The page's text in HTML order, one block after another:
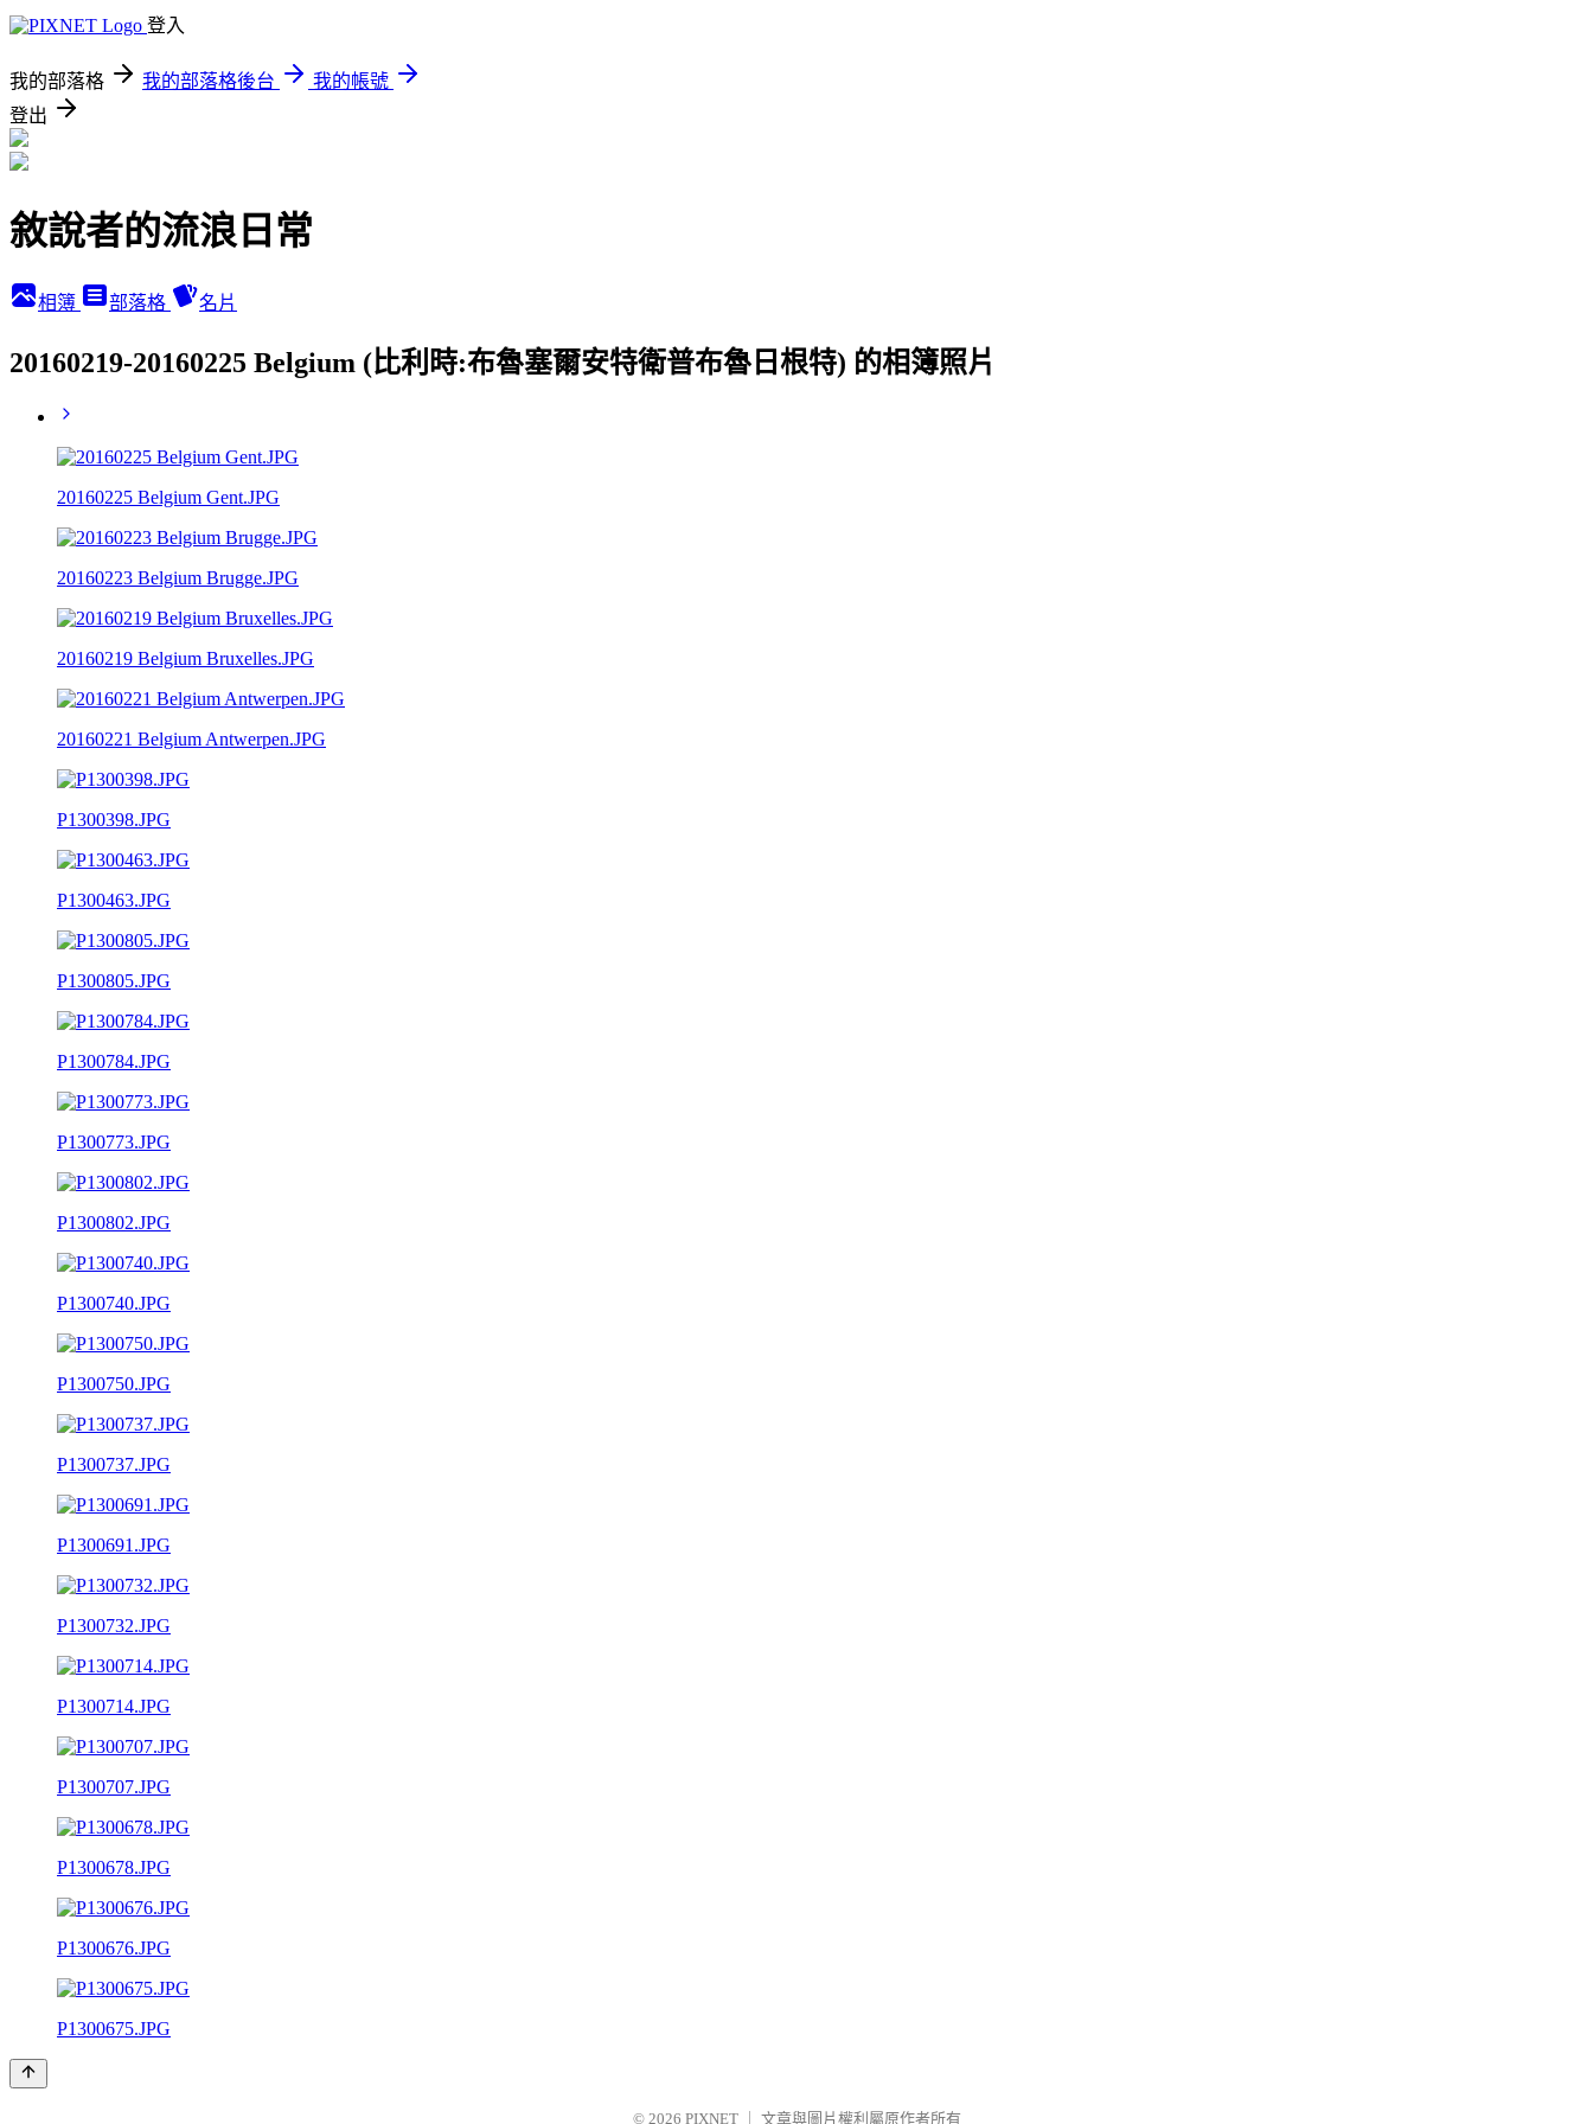
登入
我的部落格 我的部落格後台
我的帳號
登出
敘說者的流浪日常
相簿 部落格 名片
20160219-20160225 Belgium (比利時:布魯塞爾安特衛普布魯日根特) 的相簿照片
20160225 Belgium Gent.JPG
20160223 Belgium Brugge.JPG
20160219 Belgium Bruxelles.JPG
20160221 Belgium Antwerpen.JPG
P1300398.JPG
P1300463.JPG
P1300805.JPG
P1300784.JPG
P1300773.JPG
P1300802.JPG
P1300740.JPG
P1300750.JPG
P1300737.JPG
P1300691.JPG
P1300732.JPG
P1300714.JPG
P1300707.JPG
P1300678.JPG
P1300676.JPG
P1300675.JPG
© 2026 PIXNET 文章與圖片權利屬原作者所有